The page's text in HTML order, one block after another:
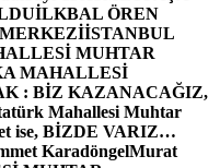
İLKBAL ÖREN
İSTANBUL
MUHTAR
MAHALLESİ
: BİZ KAZANACAĞIZ,
Mahallesi Muhtar
ise, BİZDE VARIZ…
KaradöngelMurat